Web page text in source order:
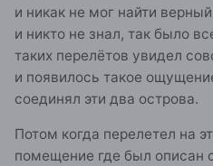
и никак не мог найти
и никто не знал, так было
таких перелётов увидел
и появилось такое
соединял эти два острова.
Потом когда перелетел на
помещение где был описан